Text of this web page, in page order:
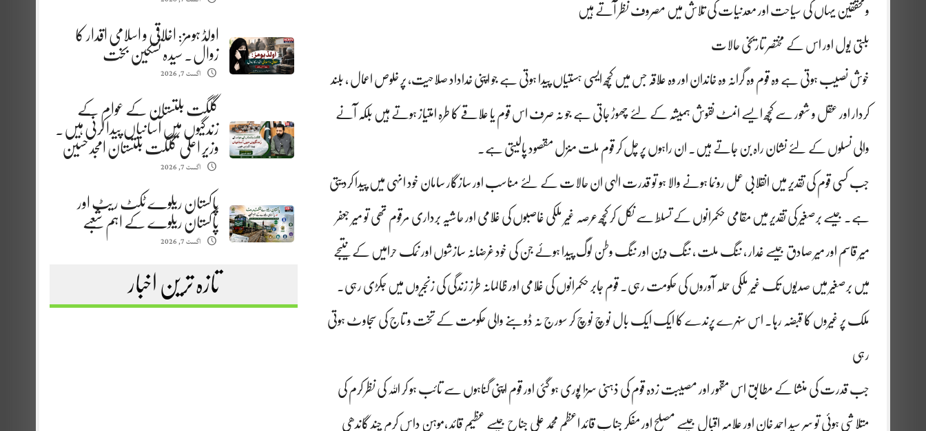
اولڈ ہومز: اخلاقی و اسلامی اقدار کا
زوال. سیدہ تسکین بخت
اگست 7, 2026
گلگت بلتستان کے عوام کے
زندگیوں میں آسانیاں پیدا کرنی ہیں.
وزیر اعلیٰ گلگت بلتستان امجد حسین
اگست 7, 2026
پاکستان ریلوے ٹکٹ ریٹ اور
پاکستان ریلوے کے اہم شعبے
اگست 7, 2026
تازہ ترین اخبار
ومحققین یہاں کی سیاحت اور معدنیات کی تلاش میں مصروف نظر آتے ہیں
بلتی یول اور اس کے مختصر تاریخی حالات
خوش نصیب ہوتی ہے وہ قوم وہ گرانہ وہ خاندان اور وہ علاقہ جس میں کچھ ایسی ہستیاں پیدا ہوتی ہے جو اپنی خداداد صلاحیت، پر خلوص اعمال ، بلند
کردار اور عقل و شعور سے کچھ ایسے انمٹ نقوش ہمیشہ کے لئے چھوڑ جاتی ہے جو نہ صرف اس قوم یا علاقے کا طرہ امتیاز ہوتے ہیں بلکہ آنے
والی نسلوں کے لئے نشان راہ بن جاتے ہیں۔ ان راہوں پر چل کر قوم ملت منزل مقصود پالیتی ہے۔
جب کسی قوم کی تقدیر میں انقلابی عمل رونما ہونے والا ہو تو قدرت الہی ان حالات کے لئے مناسب اور سازگار سامان خود انہی میں پیدا کردیتی
ہے۔ جیسے برصغیر کی تقدیر میں مقامی حکمرانوں کے تسلط سے نکل کر کچھ عرصہ غیر ملکی غاصبوں کی غلامی اور حاشیہ برداری مرقوم تھی تو میر جعفر
میر قاسم اور میر صادق جیسے غدار ، ننگ ملت ، ننگ دین اور ننگ وطن لوگ پیدا ہوئے جن کی خود غرضانہ سازشوں اور نمک حرامیں کے نتیجے
میں برصغیر میں صدیوں تک غیر ملکی حملہ آوروں کی حکومت رہی۔ قوم جابر حکمرانوں کی غلامی اور ظالمانہ طرز زندگی کی زنجیروں میں جکڑی رہی۔
ملک پر غیروں کا قبضہ رہا۔ اس سنہرے پرندے کا ایک ایک بال نوچ نوچ کر سورج نہ ڈوبنے والی حکومت کے تخت و تاج کی سجاوٹ ہوتی
رہی
جب قدرت کی منشا کے مطابق اس مقہور اور مصیبت زدہ قوم کی ذہنی سزا پوری ہو گئی اور قوم اپنی گناہوں سے تائب ہو کر اللہ کی نظر کرم کی
متلاشی ہوئی تو سر سید احمد خان اور علامہ اقبال جیسے مصلح اور مفکر جناب قائد اعظم محمد علی جناح جیسے عظیم قائد ،موہن داس کرم چند گاندھی